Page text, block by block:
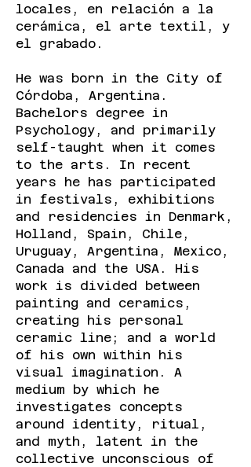
locales, en relación a la
cerámica, el arte textil, y
el grabado.
He was born in the City of
Córdoba, Argentina.
Bachelors degree in
Psychology, and primarily
self-taught when it comes
to the arts. In recent
years he has participated
in festivals, exhibitions
and residencies in Denmark,
Holland, Spain, Chile,
Uruguay, Argentina, Mexico,
Canada and the USA. His
work is divided between
painting and ceramics,
creating his personal
ceramic line; and a world
of his own within his
visual imagination. A
medium by which he
investigates concepts
around identity, ritual,
and myth, latent in the
collective unconscious of